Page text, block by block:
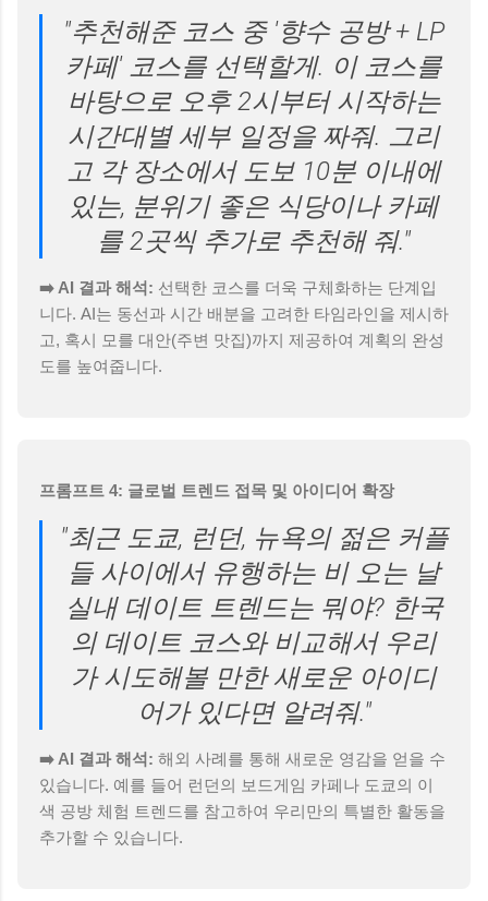
"추천해준 코스 중 '향수 공방 + LP
카페' 코스를 선택할게. 이 코스를
바탕으로 오후 2시부터 시작하는
시간대별 세부 일정을 짜줘. 그리
고 각 장소에서 도보 10분 이내에
있는, 분위기 좋은 식당이나 카페
를 2곳씩 추가로 추천해 줘."
➡️ AI 결과 해석: 선택한 코스를 더욱 구체화하는 단계입
니다. AI는 동선과 시간 배분을 고려한 타임라인을 제시하
고, 혹시 모를 대안(주변 맛집)까지 제공하여 계획의 완성
도를 높여줍니다.
프롬프트 4: 글로벌 트렌드 접목 및 아이디어 확장
"최근 도쿄, 런던, 뉴욕의 젊은 커플
들 사이에서 유행하는 비 오는 날
실내 데이트 트렌드는 뭐야? 한국
의 데이트 코스와 비교해서 우리
가 시도해볼 만한 새로운 아이디
어가 있다면 알려줘."
➡️ AI 결과 해석: 해외 사례를 통해 새로운 영감을 얻을 수
있습니다. 예를 들어 런던의 보드게임 카페나 도쿄의 이
색 공방 체험 트렌드를 참고하여 우리만의 특별한 활동을
추가할 수 있습니다.